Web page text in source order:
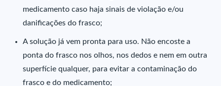
medicamento caso haja sinais de violação e/ou
danificações do frasco;
A solução já vem pronta para uso. Não encoste a
ponta do frasco nos olhos, nos dedos e nem em outra
superfície qualquer, para evitar a contaminação do
frasco e do medicamento;